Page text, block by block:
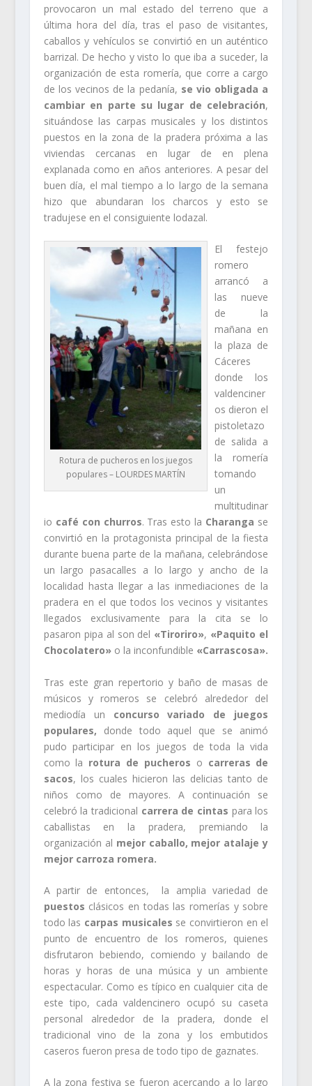
provocaron un mal estado del terreno que a
última hora del día, tras el paso de visitantes,
caballos y vehículos se convirtió en un auténtico
barrizal. De hecho y visto lo que iba a suceder, la
organización de esta romería, que corre a cargo
de los vecinos de la pedanía, se vio obligada a
cambiar en parte su lugar de celebración,
situándose las carpas musicales y los distintos
puestos en la zona de la pradera próxima a las
viviendas cercanas en lugar de en plena
explanada como en años anteriores. A pesar del
buen día, el mal tiempo a lo largo de la semana
hizo que abundaran los charcos y esto se
tradujese en el consiguiente lodazal.
Rotura de pucheros en los juegos
populares – LOURDES MARTÍN
El festejo
romero
arrancó a
las nueve
de la
mañana en
la plaza de
Cáceres
donde los
valdenciner
os dieron el
pistoletazo
de salida a
la romería
tomando
un
multitudinar
io café con churros. Tras esto la Charanga se
convirtió en la protagonista principal de la fiesta
durante buena parte de la mañana, celebrándose
un largo pasacalles a lo largo y ancho de la
localidad hasta llegar a las inmediaciones de la
pradera en el que todos los vecinos y visitantes
llegados exclusivamente para la cita se lo
pasaron pipa al son del «Tiroriro», «Paquito el
Chocolatero»o la inconfundible «Carrascosa».
Tras este gran repertorio y baño de masas de
músicos y romeros se celebró alrededor del
mediodía un concurso variado de juegos
populares, donde todo aquel que se animó
pudo participar en los juegos de toda la vida
como la rotura de pucheros o carreras de
sacos, los cuales hicieron las delicias tanto de
niños como de mayores. A continuación se
celebró la tradicional carrera de cintas para los
caballistas en la pradera, premiando la
organización al mejor caballo, mejor atalaje y
mejor carroza romera.
A partir de entonces, la amplia variedad de
puestos clásicos en todas las romerías y sobre
todo las carpas musicales se convirtieron en el
punto de encuentro de los romeros, quienes
disfrutaron bebiendo, comiendo y bailando de
horas y horas de una música y un ambiente
espectacular. Como es típico en cualquier cita de
este tipo, cada valdencinero ocupó su caseta
personal alrededor de la pradera, donde el
tradicional vino de la zona y los embutidos
caseros fueron presa de todo tipo de gaznates.
A la zona festiva se fueron acercando a lo largo